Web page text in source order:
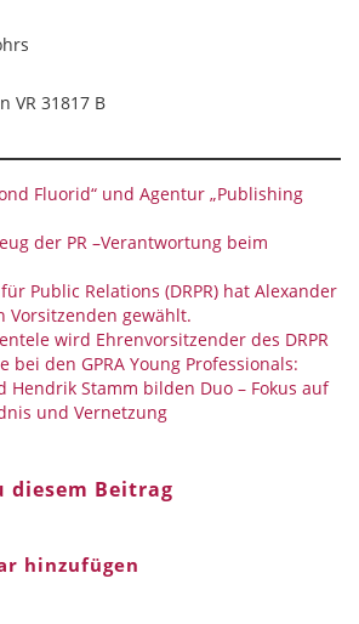
VR 31817 B
Fluorid“ und Agentur „Publishing
der PR –Verantwortung beim
Public Relations (DRPR) hat Alexander
Vorsitzenden gewählt.
wird Ehrenvorsitzender des DRPR
bei den GPRA Young Professionals:
Hendrik Stamm bilden Duo – Fokus auf
und Vernetzung
diesem Beitrag
hinzufügen